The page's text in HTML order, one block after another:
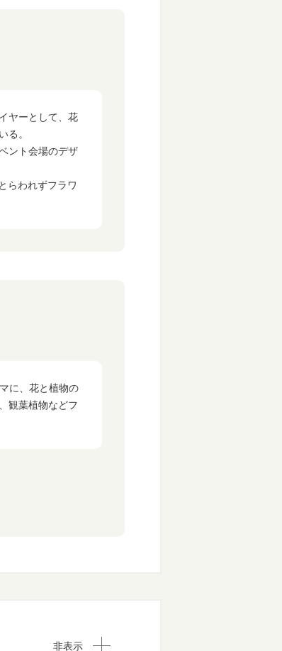
ヤーとして、花
る。
ント会場のデザ
らわれずフラワ
に、花と植物の
観葉植物などフ
非表示